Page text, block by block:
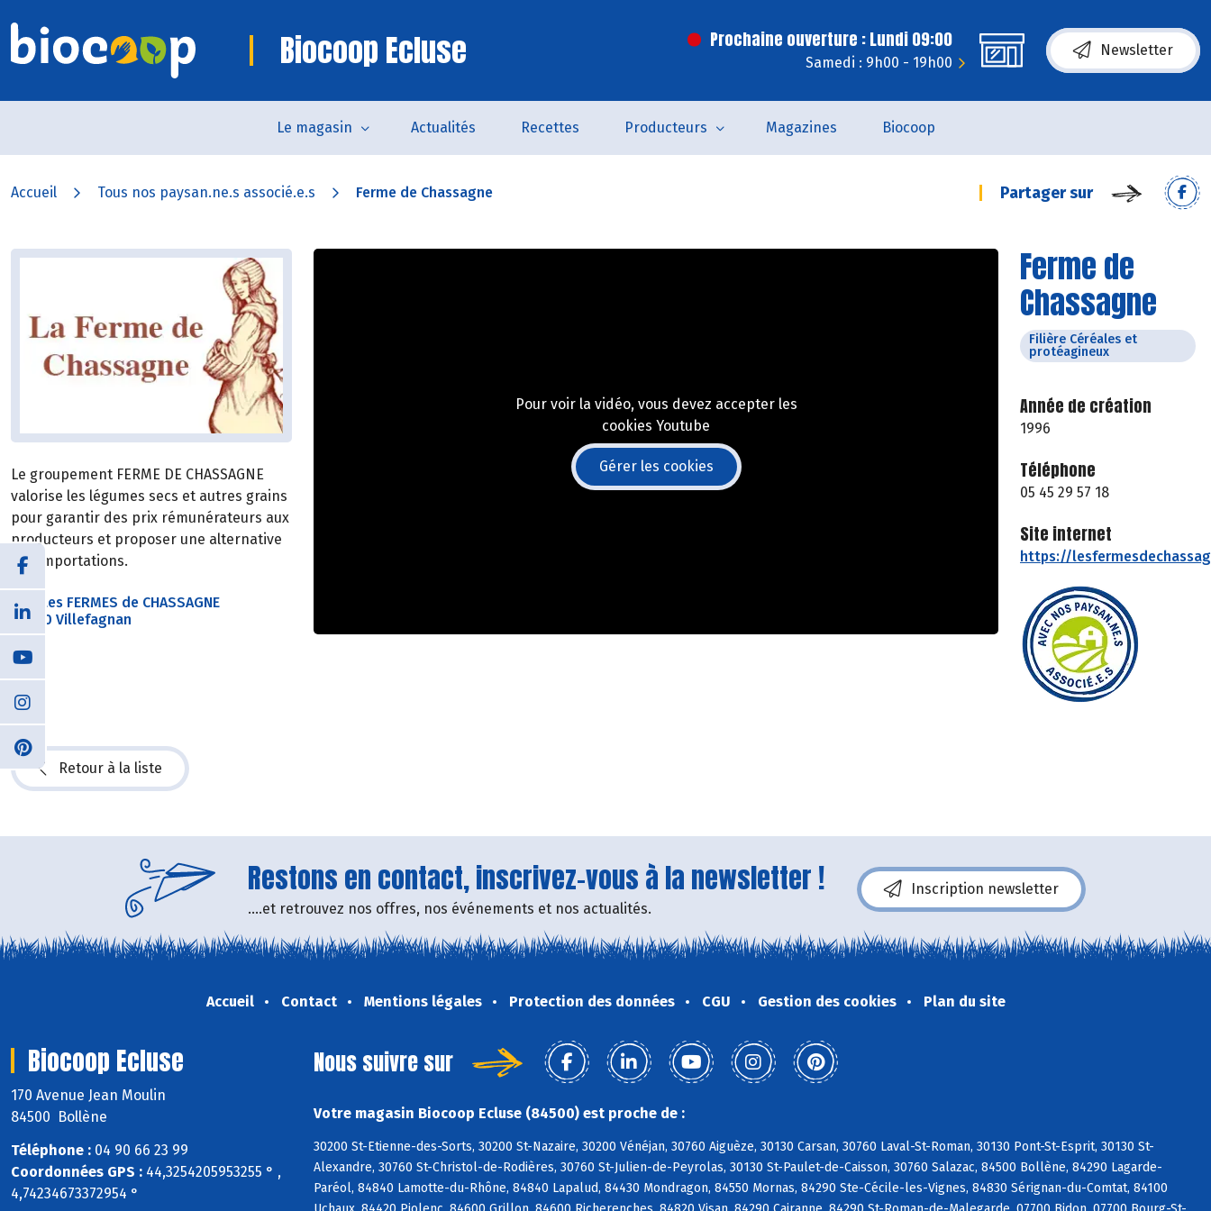
Biocoop Ecluse Prochaine ouverture : Lundi 09:00
Samedi : 9h00 - 19h00
Newsletter
Le magasin Actualités Recettes Producteurs Magazines Biocoop
Accueil Tous nos paysan.ne.s associé.e.s Ferme de Chassagne Partager sur
Ferme de
Chassagne
Filière Céréales et
protéagineux
Année de création
1996
Téléphone
05 45 29 57 18
Site internet
https://
Le groupement FERME DE CHASSAGNE
valorise les légumes secs et autres grains
pour garantir des prix rémunérateurs aux
producteurs et proposer une alternative
aux importations.
SAS Les FERMES de CHASSAGNE
16240 Villefagnan
Pour voir la vidéo, vous devez accepter les
cookies Youtube
Gérer les cookies
Retour à la liste
Restons en contact, inscrivez-vous à la newsletter !
....et retrouvez nos offres, nos événements et nos actualités.
Inscription newsletter
Accueil Contact Mentions légales Protection des données CGU Gestion des cookies Plan du site
Biocoop Ecluse
170 Avenue Jean Moulin
84500 Bollène
Téléphone : 04 90 66 23 99
Coordonnées GPS : 44,3254205953255 ° ,
4,74234673372954 °
Nous suivre sur
Votre magasin Biocoop Ecluse (84500) est proche de :
30200 St-Etienne-des-Sorts, 30200 St-Nazaire, 30200 Vénéjan, 30760 Aiguèze, 30130 Carsan, 30760 Laval-St-Roman, 30130 Pont-St-Esprit, 30130 St-
Alexandre, 30760 St-Christol-de-Rodières, 30760 St-Julien-de-Peyrolas, 30130 St-Paulet-de-Caisson, 30760 Salazac, 84500 Bollène, 84290 Lagarde-
Paréol, 84840 Lamotte-du-Rhône, 84840 Lapalud, 84430 Mondragon, 84550 Mornas, 84290 Ste-Cécile-les-Vignes, 84830 Sérignan-du-Comtat, 84100